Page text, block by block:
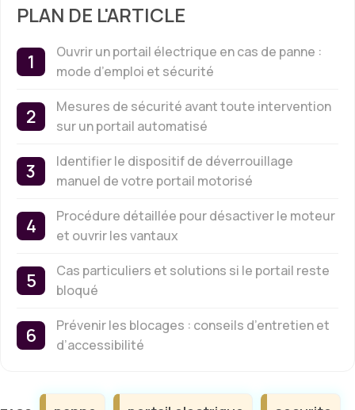
PLAN DE L'ARTICLE
Ouvrir un portail électrique en cas de panne :
mode d’emploi et sécurité
Mesures de sécurité avant toute intervention
sur un portail automatisé
Identifier le dispositif de déverrouillage
manuel de votre portail motorisé
Procédure détaillée pour désactiver le moteur
et ouvrir les vantaux
Cas particuliers et solutions si le portail reste
bloqué
Prévenir les blocages : conseils d’entretien et
d’accessibilité
Étiquettes